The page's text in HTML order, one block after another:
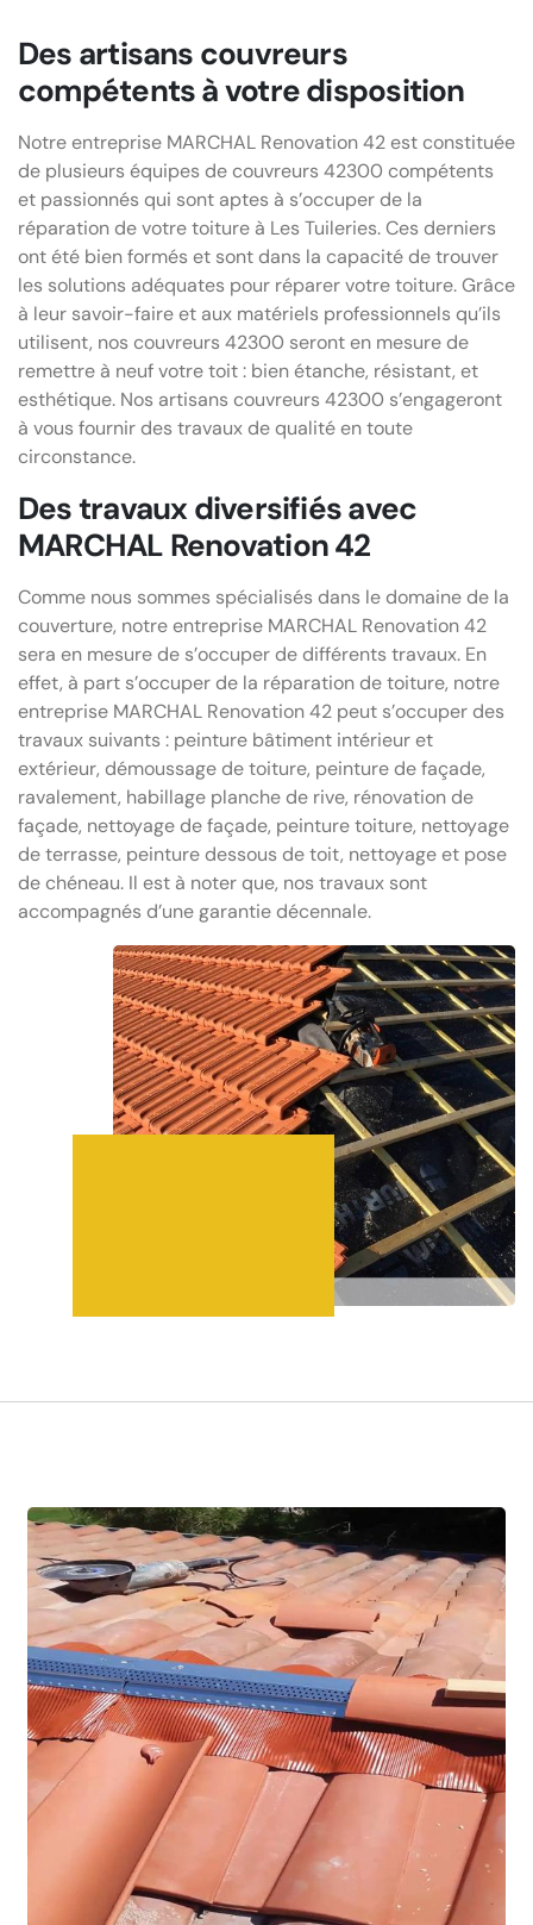
Des artisans couvreurs
compétents à votre disposition
Notre entreprise MARCHAL Renovation 42 est constituée
de plusieurs équipes de couvreurs 42300 compétents
et passionnés qui sont aptes à s’occuper de la
réparation de votre toiture à Les Tuileries. Ces derniers
ont été bien formés et sont dans la capacité de trouver
les solutions adéquates pour réparer votre toiture. Grâce
à leur savoir-faire et aux matériels professionnels qu’ils
utilisent, nos couvreurs 42300 seront en mesure de
remettre à neuf votre toit : bien étanche, résistant, et
esthétique. Nos artisans couvreurs 42300 s’engageront
à vous fournir des travaux de qualité en toute
circonstance.
Des travaux diversifiés avec
MARCHAL Renovation 42
Comme nous sommes spécialisés dans le domaine de la
couverture, notre entreprise MARCHAL Renovation 42
sera en mesure de s’occuper de différents travaux. En
effet, à part s’occuper de la réparation de toiture, notre
entreprise MARCHAL Renovation 42 peut s’occuper des
travaux suivants : peinture bâtiment intérieur et
extérieur, démoussage de toiture, peinture de façade,
ravalement, habillage planche de rive, rénovation de
façade, nettoyage de façade, peinture toiture, nettoyage
de terrasse, peinture dessous de toit, nettoyage et pose
de chéneau. Il est à noter que, nos travaux sont
accompagnés d’une garantie décennale.